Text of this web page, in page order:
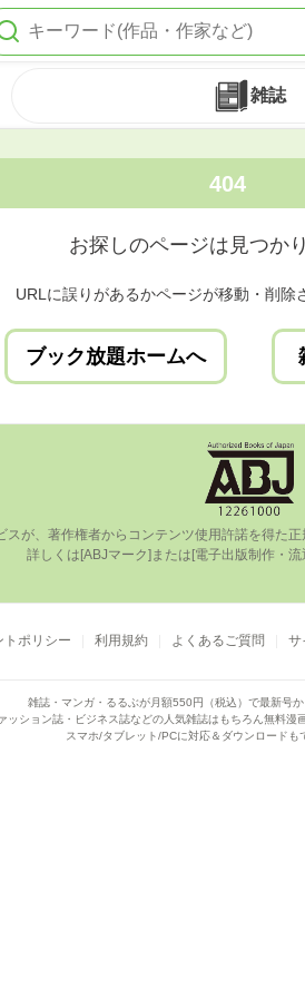
雑誌
404
お探しのページは見つか
URLに誤りがあるかページが移動・削除
ブック放題ホームへ
が、著作権者からコンテンツ使⽤許諾を得た
トポリシー 利用規約 よくあるご質問 サ
雑誌・マンガ・るるぶが月額550円（税込）で最新号
ッション誌・ビジネス誌などの人気雑誌はもちろん 無料漫
スマホ/タブレット/PCに対応＆ダウンロードも